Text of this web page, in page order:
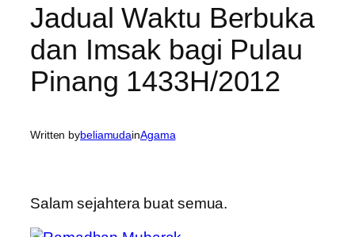
Jadual Waktu Berbuka
dan Imsak bagi Pulau
Pinang 1433H/2012
Written bybeliamudainAgama
Salam sejahtera buat semua.